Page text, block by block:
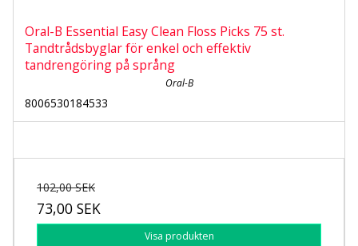
Oral-B Essential Easy Clean Floss Picks 75 st.
Tandtrådsbyglar för enkel och effektiv
tandrengöring på språng
Oral-B
8006530184533
102,00 SEK
73,00 SEK
Visa produkten